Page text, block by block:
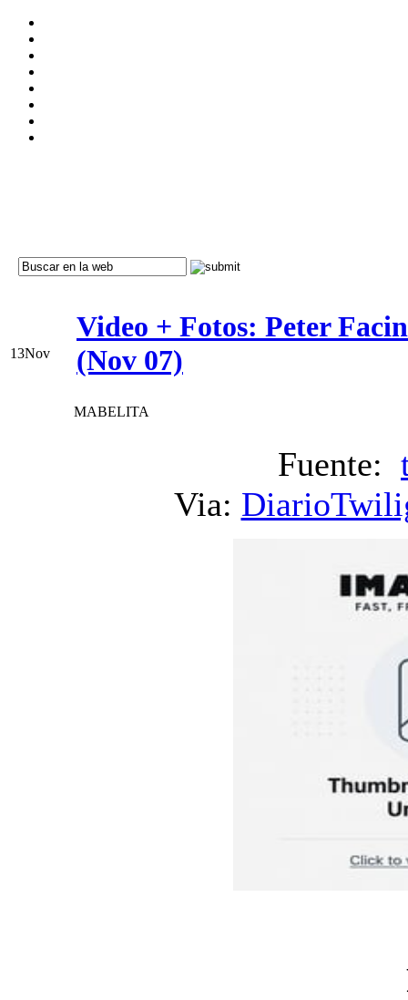
13Nov
Video + Fotos: Peter
(Nov 07)
MABELITA
Fuente:
Via: